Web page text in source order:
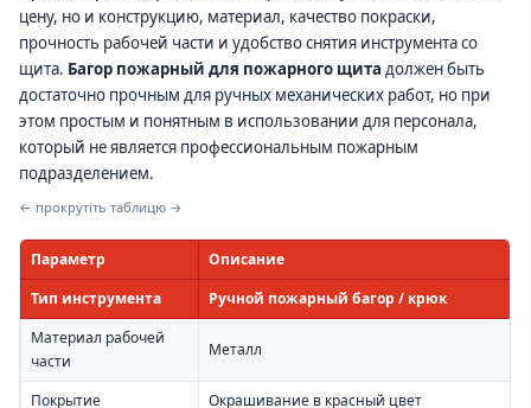
цену, но и конструкцию, материал, качество покраски,
прочность рабочей части и удобство снятия инструмента со
щита. Багор пожарный для пожарного щита должен быть
достаточно прочным для ручных механических работ, но при
этом простым и понятным в использовании для персонала,
который не является профессиональным пожарным
подразделением.
← прокрутіть таблицю →
Параметр
Описание
Тип инструмента
Ручной пожарный багор / крюк
Материал рабочей
части
Металл
Покрытие
Окрашивание в красный цвет